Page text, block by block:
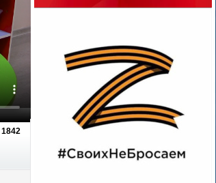
1842